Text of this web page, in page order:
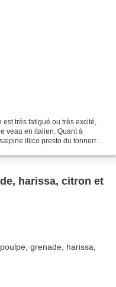
très fatigué ou très excité,
veau en italien. Quant à
illico presto du tonnerre
harissa, citron et